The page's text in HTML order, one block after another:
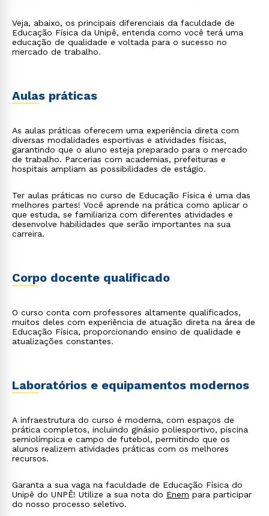
Veja, abaixo, os principais diferenciais da faculdade de
Educação Física da Unipê, entenda como você terá uma
educação de qualidade e voltada para o sucesso no
mercado de trabalho.
Aulas práticas
As aulas práticas oferecem uma experiência direta com
diversas modalidades esportivas e atividades físicas,
garantindo que o aluno esteja preparado para o mercado
de trabalho. Parcerias com academias, prefeituras e
hospitais ampliam as possibilidades de estágio.
Ter aulas práticas no curso de Educação Física é uma das
melhores partes! Você aprende na prática como aplicar o
que estuda, se familiariza com diferentes atividades e
desenvolve habilidades que serão importantes na sua
carreira.
Corpo docente qualificado
O curso conta com professores altamente qualificados,
muitos deles com experiência de atuação direta na área de
Educação Física, proporcionando ensino de qualidade e
atualizações constantes.
Laboratórios e equipamentos modernos
A infraestrutura do curso é moderna, com espaços de
prática completos, incluindo ginásio poliesportivo, piscina
semiolímpica e campo de futebol, permitindo que os
alunos realizem atividades práticas com os melhores
recursos.
Garanta a sua vaga na faculdade de Educação Física do
Unipê do UNPÊ! Utilize a sua nota do Enem para participar
do nosso processo seletivo.
Rápido e fácil
ou
autorizo que meus dados sejam utilizados para o
envio de conteúdos da Cruzeiro do Sul.